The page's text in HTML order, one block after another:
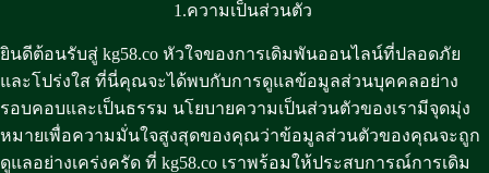
1.ความเป็นส่วนตัว
ยินดีต้อนรับสู่ kg58.co หัวใจของการเดิมพันออนไลน์ที่ปลอดภัย
และโปร่งใส ที่นี่คุณจะได้พบกับการดูแลข้อมูลส่วนบุคคลอย่าง
รอบคอบและเป็นธรรม นโยบายความเป็นส่วนตัวของเรามีจุดมุ่ง
หมายเพื่อความมั่นใจสูงสุดของคุณว่าข้อมูลส่วนตัวของคุณจะถูก
ดูแลอย่างเคร่งครัด ที่ kg58.co เราพร้อมให้ประสบการณ์การเดิม